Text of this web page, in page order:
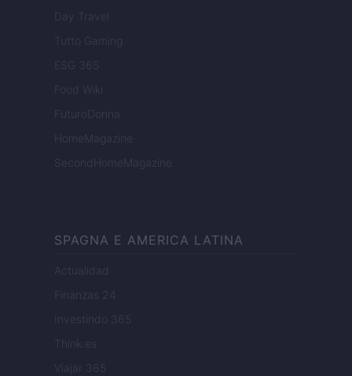
Day Travel
Tutto Gaming
ESG 365
Food Wiki
FuturoDonna
HomeMagazine
SecondHomeMagazine
SPAGNA E AMERICA LATINA
Actualidad
Finanzas 24
Investindo 365
Think.es
Viajar 365